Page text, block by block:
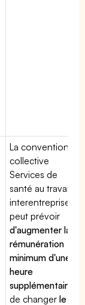
La convention
collective
Services de
santé au travail
interentreprises
peut prévoir
d'augmenter la
rémunération
minimum d'une
heure
supplémentaire
de changerle